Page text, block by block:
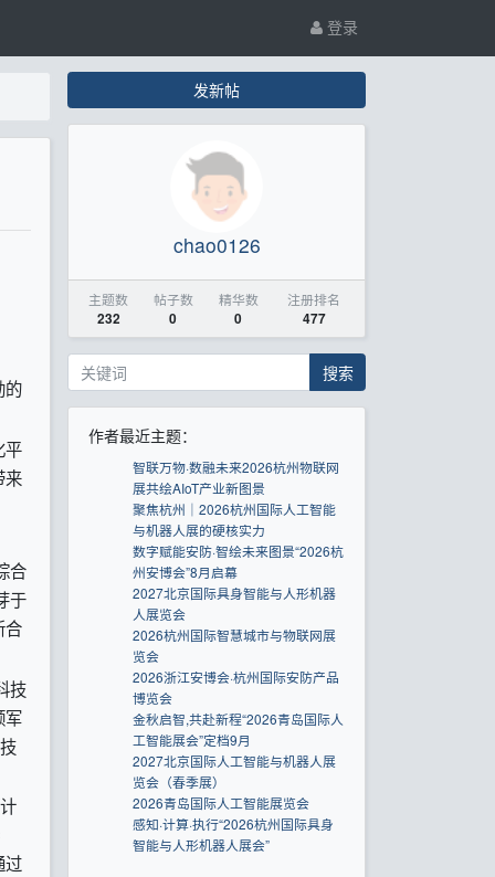
登录
的
平
来
合
于
合
技
军
过
发新帖
chao0126
主题数
232
帖子数
0
精华数
0
注册排名
477
搜索
作者最近主题：
智联万物·数融未来2026杭州物联网
展共绘AIoT产业新图景
聚焦杭州｜2026杭州国际人工智能
与机器人展的硬核实力
数字赋能安防·智绘未来图景“2026杭
州安博会”8月启幕
2027北京国际具身智能与人形机器
人展览会
2026杭州国际智慧城市与物联网展
览会
2026浙江安博会·杭州国际安防产品
博览会
金秋启智,共赴新程“2026青岛国际人
工智能展会”定档9月
2027北京国际人工智能与机器人展
览会（春季展）
2026青岛国际人工智能展览会
感知·计算·执行“2026杭州国际具身
智能与人形机器人展会”